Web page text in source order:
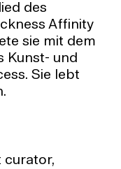
des
Affinity
sie mit dem
Kunst- und
Sie lebt
curator,